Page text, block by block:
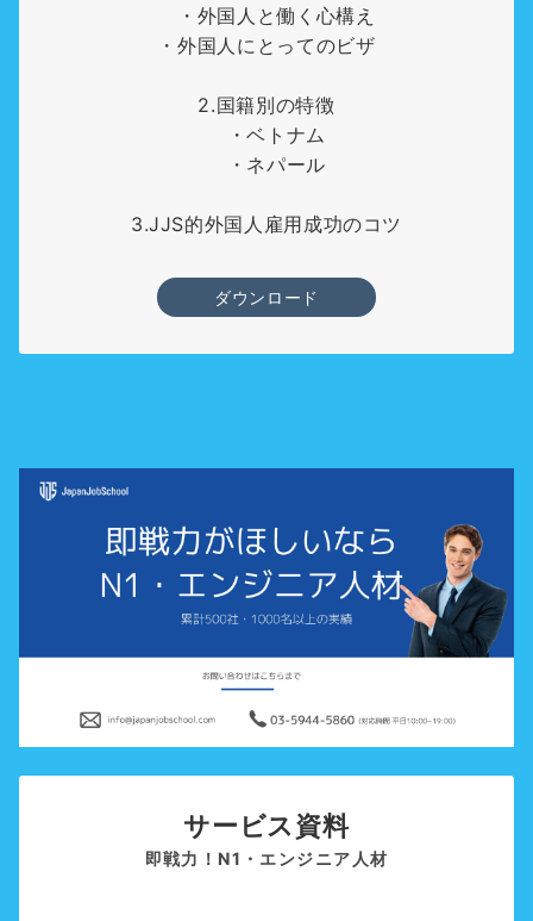
・外国人と働く心構え
・外国人にとってのビザ
2.国籍別の特徴
・ベトナム
・ネパール
3.JJS的外国人雇用成功のコツ
ダウンロード
サービス資料
即戦力！N1・エンジニア人材